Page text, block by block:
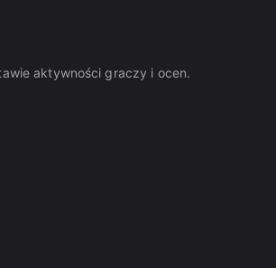
aktywności graczy i ocen.